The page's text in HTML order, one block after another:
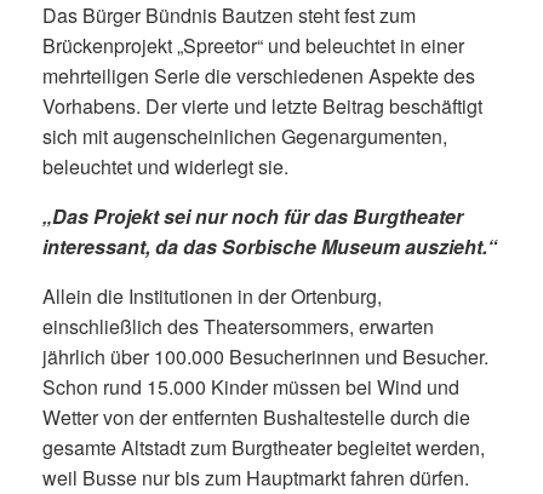
Das Bürger Bündnis Bautzen steht fest zum
Brückenprojekt „Spreetor“ und beleuchtet in einer
mehrteiligen Serie die verschiedenen Aspekte des
Vorhabens. Der vierte und letzte Beitrag beschäftigt
sich mit augenscheinlichen Gegenargumenten,
beleuchtet und widerlegt sie.
„Das Projekt sei nur noch für das Burgtheater
interessant, da das Sorbische Museum auszieht.“
Allein die Institutionen in der Ortenburg,
einschließlich des Theatersommers, erwarten
jährlich über 100.000 Besucherinnen und Besucher.
Schon rund 15.000 Kinder müssen bei Wind und
Wetter von der entfernten Bushaltestelle durch die
gesamte Altstadt zum Burgtheater begleitet werden,
weil Busse nur bis zum Hauptmarkt fahren dürfen.